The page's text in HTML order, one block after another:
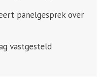
panelgesprek over
vastgesteld